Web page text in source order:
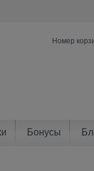
Номер
Бонусы